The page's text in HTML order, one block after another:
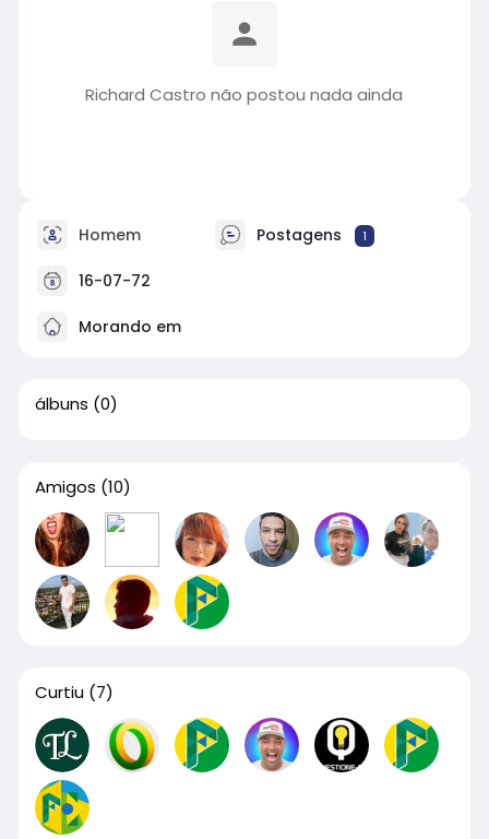
Richard Castro não postou nada ainda
Homem Postagens 1
16-07-72
Morando em
álbuns (0)
Amigos (10)
Curtiu (7)